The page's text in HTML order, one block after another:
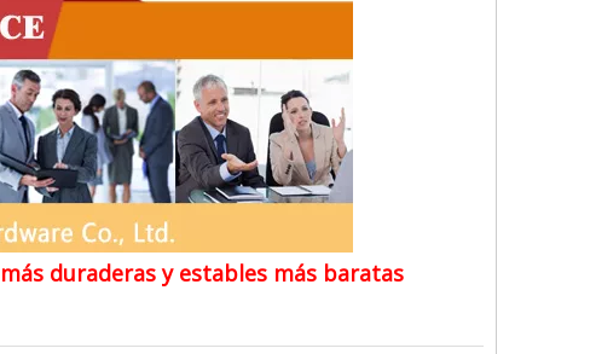
duraderas y estables más baratas